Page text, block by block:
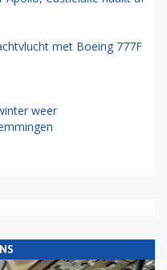
met Boeing 777F
weer